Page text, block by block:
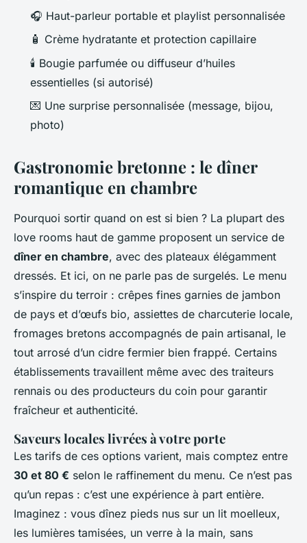
🎧 Haut-parleur portable et playlist personnalisée
🧴 Crème hydratante et protection capillaire
🕯️ Bougie parfumée ou diffuseur d’huiles
essentielles (si autorisé)
💌 Une surprise personnalisée (message, bijou,
photo)
Gastronomie bretonne : le dîner
romantique en chambre
Pourquoi sortir quand on est si bien ? La plupart des
love rooms haut de gamme proposent un service de
dîner en chambre, avec des plateaux élégamment
dressés. Et ici, on ne parle pas de surgelés. Le menu
s’inspire du terroir : crêpes fines garnies de jambon
de pays et d’œufs bio, assiettes de charcuterie locale,
fromages bretons accompagnés de pain artisanal, le
tout arrosé d’un cidre fermier bien frappé. Certains
établissements travaillent même avec des traiteurs
rennais ou des producteurs du coin pour garantir
fraîcheur et authenticité.
Saveurs locales livrées à votre porte
Les tarifs de ces options varient, mais comptez entre
30 et 80 € selon le raffinement du menu. Ce n’est pas
qu’un repas : c’est une expérience à part entière.
Imaginez : vous dînez pieds nus sur un lit moelleux,
les lumières tamisées, un verre à la main, sans